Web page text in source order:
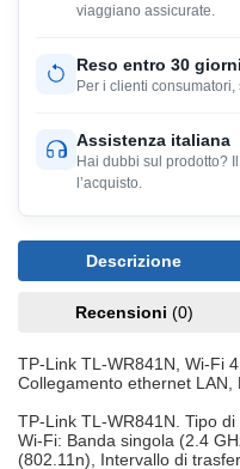
viaggiano assicurate.
Reso entro 30 giorni
Per i clienti
Assistenza italiana
Hai dubbi sul prodotto?
l’acquisto.
Descrizione
Recensioni (0)
TP-Link TL-WR841N, Wi-Fi
Collegamento ethernet
TP-Link TL-WR841N. Tipo
Wi-Fi: Banda singola (2.4
(802.11n), Intervallo di